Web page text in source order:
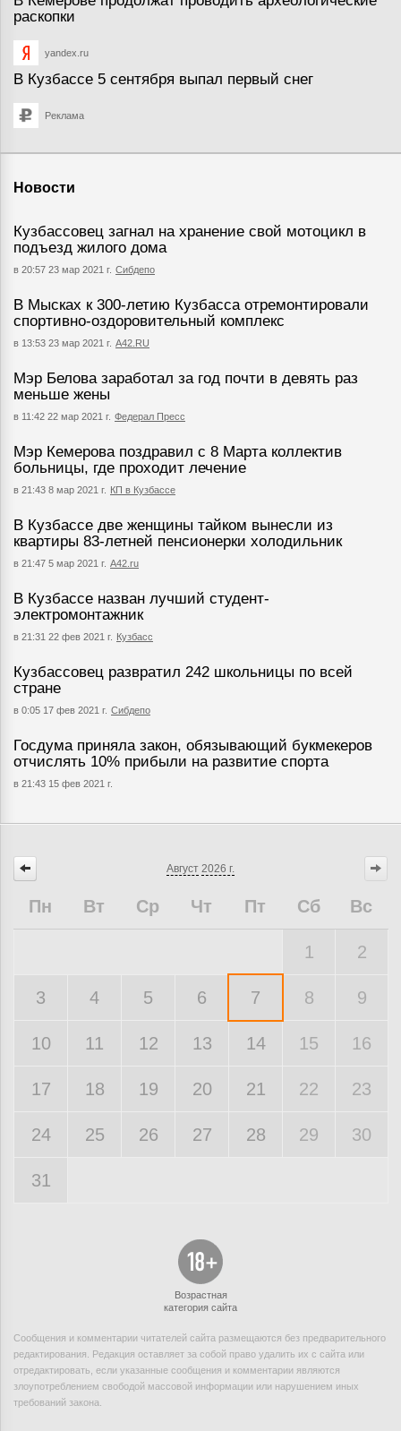
раскопки
yandex.ru
В Кузбассе 5 сентября выпал первый снег
Реклама
Новости
Кузбассовец загнал на хранение свой мотоцикл в
подъезд жилого дома
в 20:57 23 мар 2021 г. Сибдепо
В Мысках к 300-летию Кузбасса отремонтировали
спортивно-оздоровительный комплекс
в 13:53 23 мар 2021 г. А42.RU
Мэр Белова заработал за год почти в девять раз
меньше жены
в 11:42 22 мар 2021 г. Федерал Пресс
Мэр Кемерова поздравил с 8 Марта коллектив
больницы, где проходит лечение
в 21:43 8 мар 2021 г. КП в Кузбассе
В Кузбассе две женщины тайком вынесли из
квартиры 83-летней пенсионерки холодильник
в 21:47 5 мар 2021 г. А42.ru
В Кузбассе назван лучший студент-
электромонтажник
в 21:31 22 фев 2021 г. Кузбасс
Кузбассовец развратил 242 школьницы по всей
стране
в 0:05 17 фев 2021 г. Сибдепо
Госдума приняла закон, обязывающий букмекеров
отчислять 10% прибыли на развитие спорта
в 21:43 15 фев 2021 г.
Август 2026 г.
Пн Вт Ср Чт Пт Сб Вс
1 2
3 4 5 6 7 8 9
10 11 12 13 14 15 16
17 18 19 20 21 22 23
24 25 26 27 28 29 30
31
Возрастная
категория сайта
Сообщения и комментарии читателей сайта размещаются без предварительного
редактирования. Редакция оставляет за собой право удалить их с сайта или
отредактировать, если указанные сообщения и комментарии являются
злоупотреблением свободой массовой информации или нарушением иных
требований закона.